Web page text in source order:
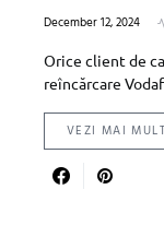
December 12, 2024
Orice client de
reîncărcare
VEZI MAI MULT